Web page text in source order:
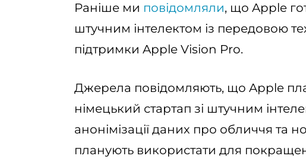
Раніше ми повідомляли, що Apple
штучним інтелектом із передовою
підтримки Apple Vision Pro.
Джерела повідомляють, що Apple
німецький стартап зі штучним
анонімізації даних про обличчя та
планують використати для